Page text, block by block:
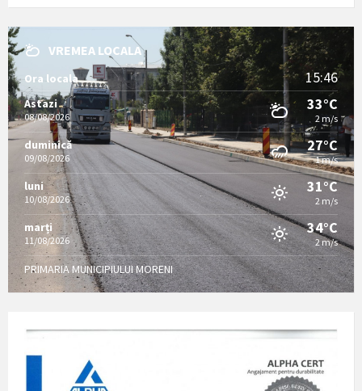
VREMEA LOCALA
Ora locala 15:46
Astazi
08/08/2026
33°C
2 m/s
duminică
09/08/2026
27°C
1 m/s
luni
10/08/2026
31°C
2 m/s
marți
11/08/2026
34°C
2 m/s
PRIMARIA MUNICIPIULUI MORENI